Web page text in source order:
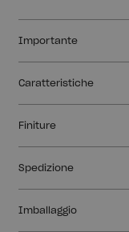
Importante
Caratteristiche
Finiture
Spedizione
Imballaggio